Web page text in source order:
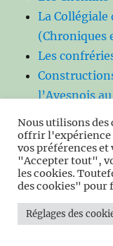
La
(Chroniques
Les
l’Avesnois
Le diocèse
Les
XVIIIè et
Les
Inventaire
La Flore
Nous utilisons des
offrir l'expérience
vos préférences et
"Accepter tout",
les cookies.
des cookies"
Réglages des